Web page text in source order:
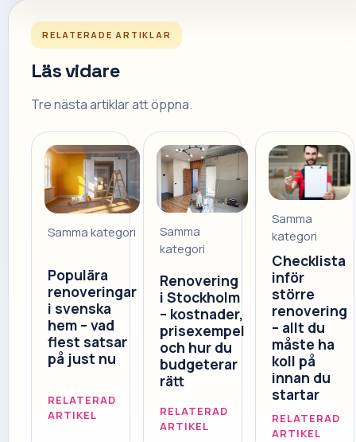
RELATERADE ARTIKLAR
Läs vidare
Tre nästa artiklar att öppna.
Samma kategori
Populära
renoveringar
i svenska
hem – vad
flest satsar
på just nu
RELATERAD
ARTIKEL
Samma
kategori
Renovering
i Stockholm
– kostnader,
prisexempel
och hur du
budgeterar
rätt
RELATERAD
ARTIKEL
Samma
kategori
Checklista
inför
större
renovering
– allt du
måste ha
koll på
innan du
startar
RELATERAD
ARTIKEL